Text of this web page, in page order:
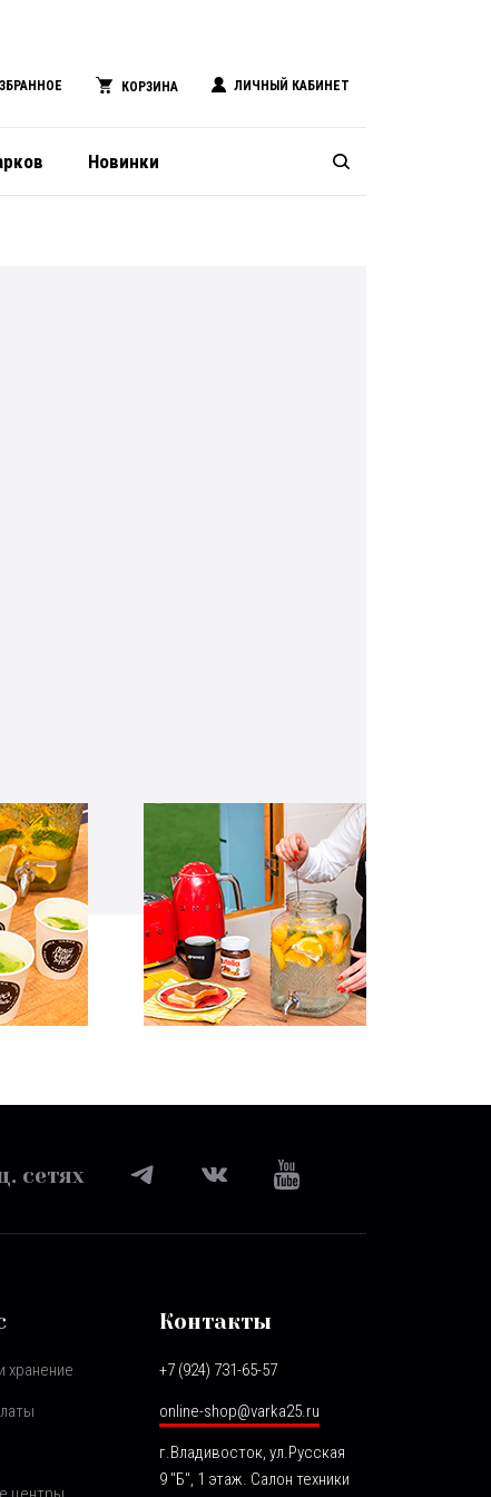
КОРЗИНА ЛИЧНЫЙ КАБИНЕТ
Новинки
сетях
хранение
Контакты
+7 (924) 731-65-57
online-shop@varka25.ru
г.Владивосток, ул.Русская
9 "Б", 1 этаж. Салон техники